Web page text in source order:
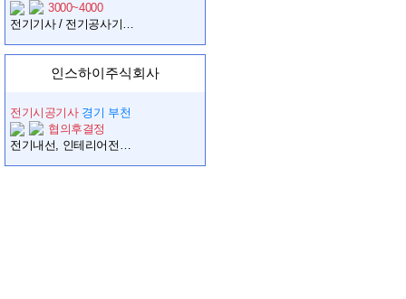
3000~4000
전기기사 / 전기공사기사 / 전기기능사 각 1명씩 구인합니다.
인스하이주식회사
전기시공기사 경기 부천
협의후결정
전기내선, 인테리어전기, 경력기술자 초빙합니다.